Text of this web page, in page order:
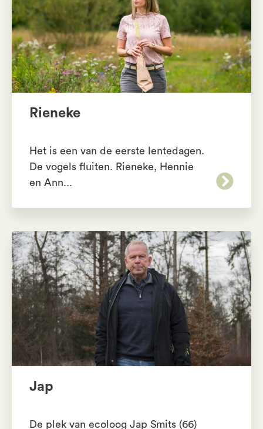
Rieneke
Het is een van de eerste lentedagen.
De vogels fluiten. Rieneke, Hennie
en Ann...
Jap
De plek van ecoloog Jap Smits (66)